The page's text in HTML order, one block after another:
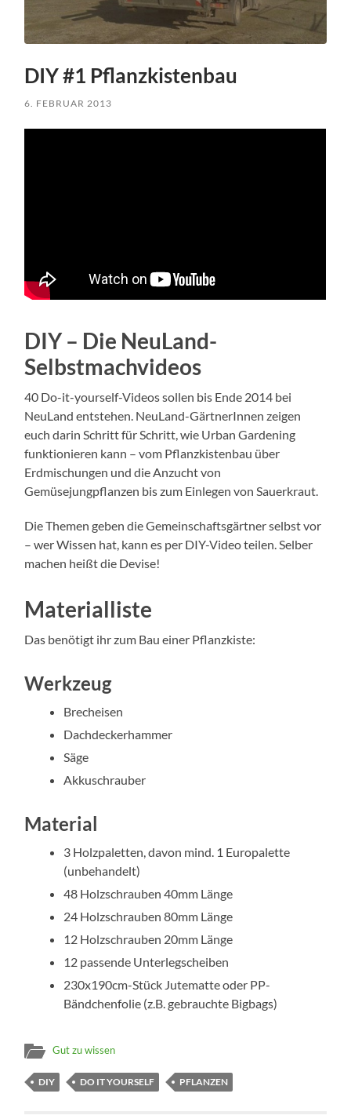
DIY #1 Pflanzkistenbau
6. FEBRUAR 2013
DIY – Die NeuLand-
Selbstmachvideos
40 Do-it-yourself-Videos sollen bis Ende 2014 bei
NeuLand entstehen. NeuLand-GärtnerInnen zeigen
euch darin Schritt für Schritt, wie Urban Gardening
funktionieren kann – vom Pflanzkistenbau über
Erdmischungen und die Anzucht von
Gemüsejungpflanzen bis zum Einlegen von Sauerkraut.
Die Themen geben die Gemeinschaftsgärtner selbst vor
– wer Wissen hat, kann es per DIY-Video teilen. Selber
machen heißt die Devise!
Materialliste
Das benötigt ihr zum Bau einer Pflanzkiste:
Werkzeug
Brecheisen
Dachdeckerhammer
Säge
Akkuschrauber
Material
3 Holzpaletten, davon mind. 1 Europalette
(unbehandelt)
48 Holzschrauben 40mm Länge
24 Holzschrauben 80mm Länge
12 Holzschrauben 20mm Länge
12 passende Unterlegscheiben
230x190cm-Stück Jutematte oder PP-
Bändchenfolie (z.B. gebrauchte Bigbags)
Gut zu wissen
DIY DO IT YOURSELF PFLANZEN